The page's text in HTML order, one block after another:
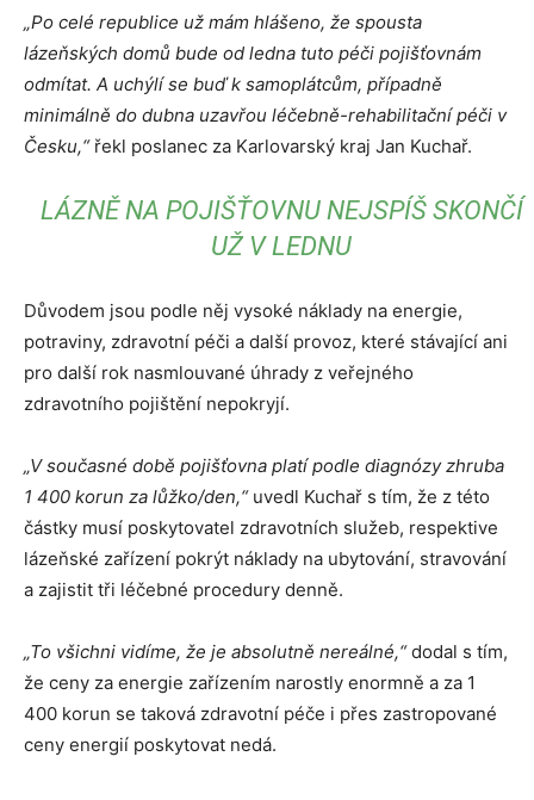
„Po celé republice už mám hlášeno, že spousta
lázeňských domů bude od ledna tuto péči pojišťovnám
odmítat. A uchýlí se buď k samoplátcům, případně
minimálně do dubna uzavřou léčebně-rehabilitační péči v
Česku,“řekl poslanec za Karlovarský kraj Jan Kuchař.
LÁZNĚ NA POJIŠŤOVNU NEJSPÍŠ SKONČÍ
UŽ V LEDNU
Důvodem jsou podle něj vysoké náklady na energie,
potraviny, zdravotní péči a další provoz, které stávající ani
pro další rok nasmlouvané úhrady z veřejného
zdravotního pojištění nepokryjí.
„V současné době pojišťovna platí podle diagnózy zhruba
1 400 korun za lůžko/den,“ uvedl Kuchař s tím, že z této
částky musí poskytovatel zdravotních služeb, respektive
lázeňské zařízení pokrýt náklady na ubytování, stravování
a zajistit tři léčebné procedury denně.
„To všichni vidíme, že je absolutně nereálné,“dodal s tím,
že ceny za energie zařízením narostly enormně a za 1
400 korun se taková zdravotní péče i přes zastropované
ceny energií poskytovat nedá.